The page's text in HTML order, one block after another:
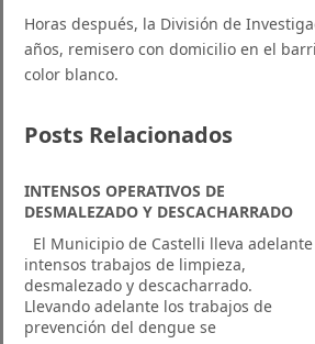
Horas después, la División de
años, remisero con domicilio en el
color blanco.
Posts Relacionados
INTENSOS OPERATIVOS DE
DESMALEZADO Y DESCACHARRADO
​ El Municipio de Castelli lleva adelante
intensos trabajos de limpieza,
desmalezado y descacharrado.
Llevando adelante los trabajos de
prevención del dengue se